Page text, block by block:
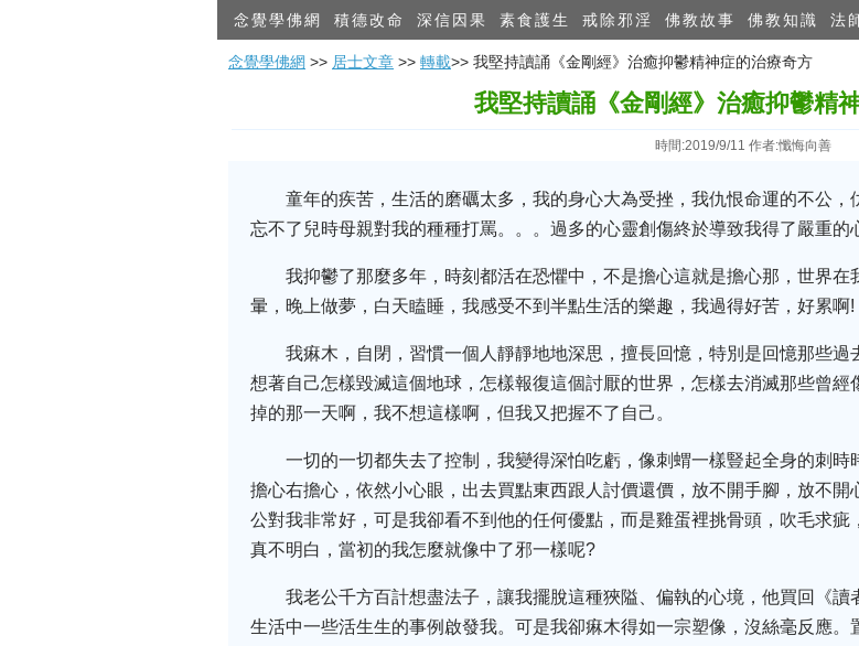
念覺學佛網 積德改命 深信因果 素食護生 戒除邪淫 佛教故事 佛教知識 法
念覺學佛網 >> 居士文章 >> 轉載>> 我堅持讀誦《金剛經》治癒抑鬱精神症的治療奇方
我堅持讀誦《金剛經》治癒抑鬱精
時間:2019/9/11 作者:懺悔向善
童年的疾苦，生活的磨礪太多，我的身心大為受挫，我仇恨命運的不公
忘不了兒時母親對我的種種打罵。。。過多的心靈創傷終於導致我得了嚴重
我抑鬱了那麼多年，時刻都活在恐懼中，不是擔心這就是擔心那，世界
暈，晚上做夢，白天瞌睡，我感受不到半點生活的樂趣，我過得好苦，好累啊!
我痳木，自閉，習慣一個人靜靜地地深思，擅長回憶，特別是回憶那些
想著自己怎樣毀滅這個地球，怎樣報復這個討厭的世界，怎樣去消滅那些曾
掉的那一天啊，我不想這樣啊，但我又把握不了自己。
一切的一切都失去了控制，我變得深怕吃虧，像刺蝟一樣豎起全身的刺
擔心右擔心，依然小心眼，出去買點東西跟人討價還價，放不開手腳，放不
公對我非常好，可是我卻看不到他的任何優點，而是雞蛋裡挑骨頭，吹毛求
真不明白，當初的我怎麼就像中了邪一樣呢?
我老公千方百計想盡法子，讓我擺脫這種狹隘、偏執的心境，他買回《
生活中一些活生生的事例啟發我。可是我卻痳木得如一宗塑像，沒絲毫反應